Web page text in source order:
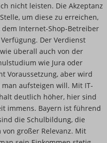
nicht leisten. Die Akzeptanz
um diese zu erreichen,
Internet-Shop-Betreiber
Der Verdienst
überall auch von der
wie Jura oder
Voraussetzung, aber wird
aufsteigen will. Mit IT-
deutlich höher, hier sind
immens. Bayern ist führend
die Schulbildung, die
großer Relevanz. Mit